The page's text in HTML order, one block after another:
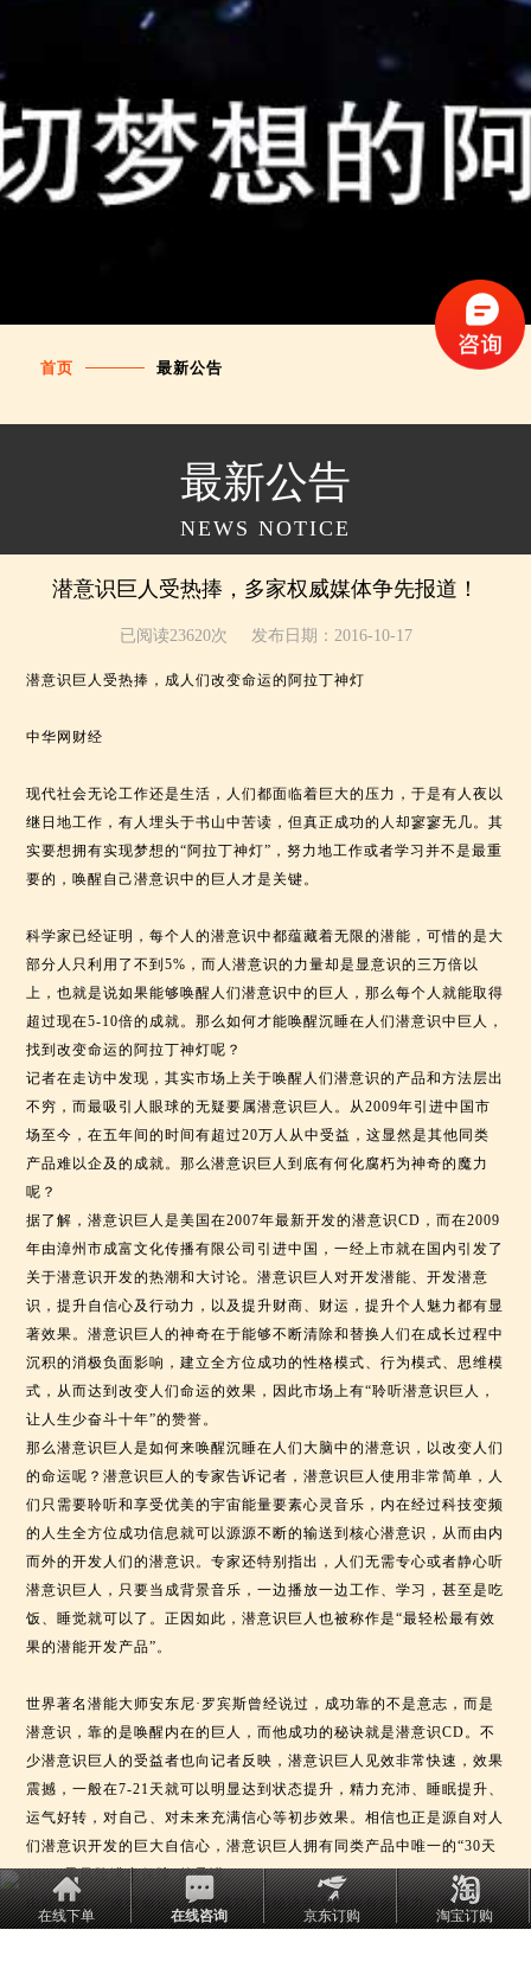
首页 最新公告
最新公告
NEWS NOTICE
潜意识巨人受热捧，多家权威媒体争先报道！
已阅读23620次 发布日期：2016-10-17
潜意识巨人受热捧，成人们改变命运的阿拉丁神灯
中华网财经
现代社会无论工作还是生活，人们都面临着巨大的压力，于是有人夜以
继日地工作，有人埋头于书山中苦读，但真正成功的人却寥寥无几。其
实要想拥有实现梦想的“阿拉丁神灯”，努力地工作或者学习并不是最重
要的，唤醒自己潜意识中的巨人才是关键。
科学家已经证明，每个人的潜意识中都蕴藏着无限的潜能，可惜的是大
部分人只利用了不到5%，而人潜意识的力量却是显意识的三万倍以
上，也就是说如果能够唤醒人们潜意识中的巨人，那么每个人就能取得
超过现在5-10倍的成就。那么如何才能唤醒沉睡在人们潜意识中巨人，
找到改变命运的阿拉丁神灯呢？
记者在走访中发现，其实市场上关于唤醒人们潜意识的产品和方法层出
不穷，而最吸引人眼球的无疑要属潜意识巨人。从2009年引进中国市
场至今，在五年间的时间有超过20万人从中受益，这显然是其他同类
产品难以企及的成就。那么潜意识巨人到底有何化腐朽为神奇的魔力
呢？
据了解，潜意识巨人是美国在2007年最新开发的潜意识CD，而在2009
年由漳州市成富文化传播有限公司引进中国，一经上市就在国内引发了
关于潜意识开发的热潮和大讨论。潜意识巨人对开发潜能、开发潜意
识，提升自信心及行动力，以及提升财商、财运，提升个人魅力都有显
著效果。潜意识巨人的神奇在于能够不断清除和替换人们在成长过程中
沉积的消极负面影响，建立全方位成功的性格模式、行为模式、思维模
式，从而达到改变人们命运的效果，因此市场上有“聆听潜意识巨人，
让人生少奋斗十年”的赞誉。
那么潜意识巨人是如何来唤醒沉睡在人们大脑中的潜意识，以改变人们
的命运呢？潜意识巨人的专家告诉记者，潜意识巨人使用非常简单，人
们只需要聆听和享受优美的宇宙能量要素心灵音乐，内在经过科技变频
的人生全方位成功信息就可以源源不断的输送到核心潜意识，从而由内
而外的开发人们的潜意识。专家还特别指出，人们无需专心或者静心听
潜意识巨人，只要当成背景音乐，一边播放一边工作、学习，甚至是吃
饭、睡觉就可以了。正因如此，潜意识巨人也被称作是“最轻松最有效
果的潜能开发产品”。
世界著名潜能大师安东尼·罗宾斯曾经说过，成功靠的不是意志，而是
潜意识，靠的是唤醒内在的巨人，而他成功的秘诀就是潜意识CD。不
少潜意识巨人的受益者也向记者反映，潜意识巨人见效非常快速，效果
震撼，一般在7-21天就可以明显达到状态提升，精力充沛、睡眠提升、
运气好转，对自己、对未来充满信心等初步效果。相信也正是源自对人
们潜意识开发的巨大自信心，潜意识巨人拥有同类产品中唯一的“30天
100%零风险满意保障”的承诺。
由此可见，“改变命运，走向成功”的秘诀并不是你有多努力，而是你是
否已经意识到了唤醒潜意识中沉睡巨人的重要性。潜意识巨人就像指引
在线下单 在线咨询 京东订购 淘宝订购